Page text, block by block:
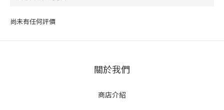
尚未有任何評價
關於我們
商店介紹